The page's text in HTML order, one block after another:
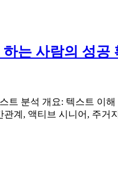
는 사람의 성공
트 분석 개요: 텍스트
계, 액티브 시니어, 주